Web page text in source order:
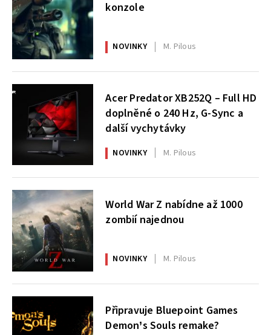
konzole
NOVINKY M. Pilous
Acer Predator XB252Q – Full HD
doplněné o 240 Hz, G-Sync a
další vychytávky
NOVINKY M. Pilous
World War Z nabídne až 1000
zombií najednou
NOVINKY M. Pilous
Připravuje Bluepoint Games
Demon’s Souls remake?